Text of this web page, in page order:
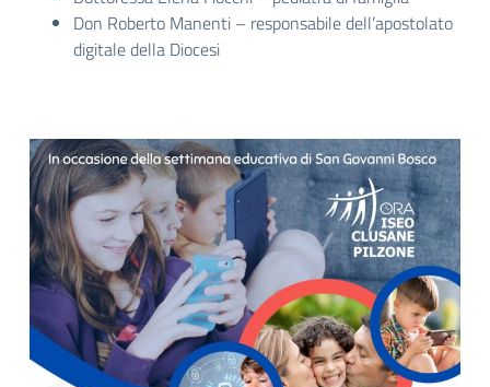
Don Roberto Manenti – responsabile dell’apostolato
digitale della Diocesi